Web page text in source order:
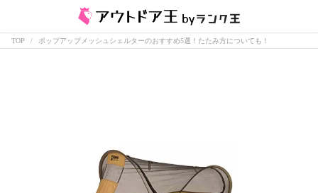
TOP ポップアップメッシュシェルターのおすすめ5選！たたみ方についても！